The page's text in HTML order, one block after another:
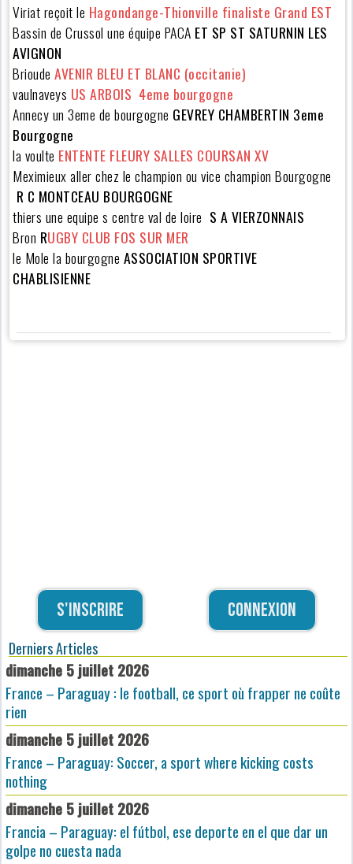
Viriat reçoit le Hagondange-Thionville finaliste Grand EST
Bassin de Crussol une équipe PACA ET SP ST SATURNIN LES
AVIGNON
BrioudeAVENIR BLEU ET BLANC (occitanie)
vaulnaveys US ARBOIS 4eme bourgogne
Annecy un 3eme de bourgogne GEVREY CHAMBERTIN 3eme
Bourgogne
la voulte ENTENTE FLEURY SALLES COURSAN XV
Meximieux aller chez le champion ou vice champion Bourgogne
R C MONTCEAU BOURGOGNE
thiers une equipe s centre val de loire S A VIERZONNAIS
Bron RUGBY CLUB FOS SUR MER
le Mole la bourgogne ASSOCIATION SPORTIVE
CHABLISIENNE
S'inscrire Connexion
Derniers Articles
dimanche 5 juillet 2026
France – Paraguay : le football, ce sport où frapper ne coûte
rien
dimanche 5 juillet 2026
France – Paraguay: Soccer, a sport where kicking costs
nothing
dimanche 5 juillet 2026
Francia – Paraguay: el fútbol, ese deporte en el que dar un
golpe no cuesta nada